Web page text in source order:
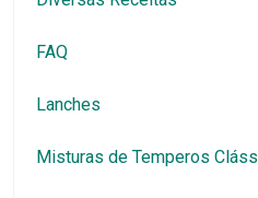
FAQ
Lanches
Misturas de Temperos